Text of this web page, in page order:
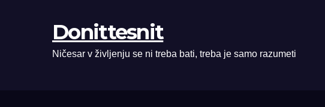
Donittesnit
Ničesar v življenju se ni treba bati, treba je samo razumeti